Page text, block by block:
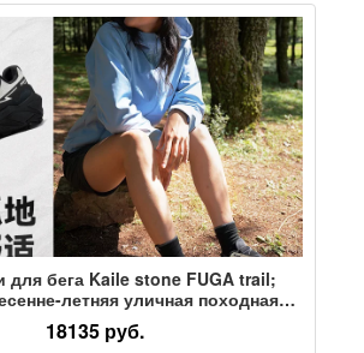
для бега Kaile stone FUGA trail;
летняя уличная походная
дышащая спортивная обувь;
женская EX3 BOA
18135 руб.